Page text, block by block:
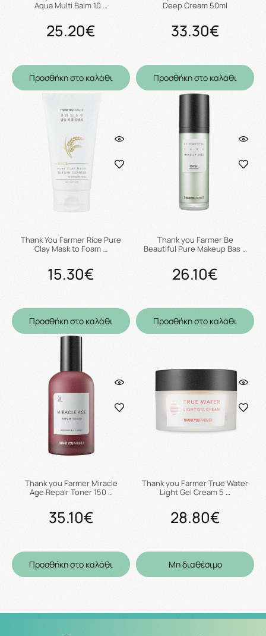
Aqua Multi Balm 10 …
25.20€
Προσθήκη στο καλάθι
Deep Cream 50ml
33.30€
Προσθήκη στο καλάθι
Thank You Farmer Rice Pure
Clay Mask to Foam …
15.30€
Προσθήκη στο καλάθι
Thank you Farmer Be
Beautiful Pure Makeup Bas …
26.10€
Προσθήκη στο καλάθι
Thank you Farmer Miracle
Age Repair Toner 150 …
35.10€
Προσθήκη στο καλάθι
Thank you Farmer True Water
Light Gel Cream 5 …
28.80€
Μη διαθέσιμο